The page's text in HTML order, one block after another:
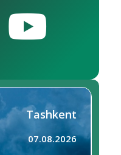
Tashkent
07.08.2026